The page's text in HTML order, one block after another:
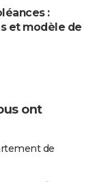
:
et modèle de
ont
de